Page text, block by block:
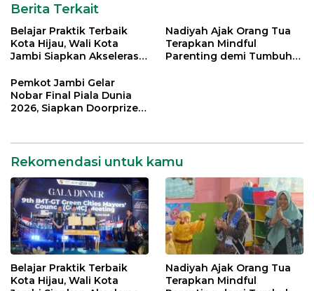
Berita Terkait
Belajar Praktik Terbaik
Kota Hijau, Wali Kota
Jambi Siapkan Akselerasi
Sampah
Nadiyah Ajak Orang Tua
Terapkan Mindful
Parenting demi Tumbuh
Pemkot Jambi Gelar
Nobar Final Piala Dunia
2026, Siapkan Doorprize
Rekomendasi untuk kamu
Belajar Praktik Terbaik
Kota Hijau, Wali Kota
Nadiyah Ajak Orang Tua
Terapkan Mindful